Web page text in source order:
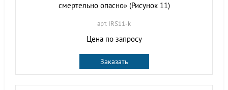
смертельно опасно» (Рисунок 11)
арт. IRS11-k
Цена по запросу
Заказать